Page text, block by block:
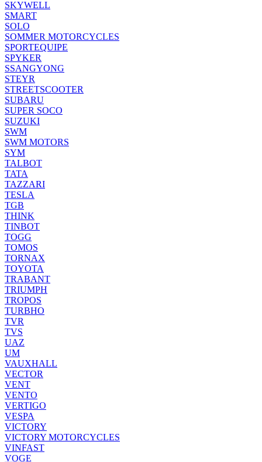
SKYWELL
SMART
SOLO
SOMMER MOTORCYCLES
SPORTEQUIPE
SPYKER
SSANGYONG
STEYR
STREETSCOOTER
SUBARU
SUPER SOCO
SUZUKI
SWM
SWM MOTORS
SYM
TALBOT
TATA
TAZZARI
TESLA
TGB
THINK
TINBOT
TOGG
TOMOS
TORNAX
TOYOTA
TRABANT
TRIUMPH
TROPOS
TURBHO
TVR
TVS
UAZ
UM
VAUXHALL
VECTOR
VENT
VENTO
VERTIGO
VESPA
VICTORY
VICTORY MOTORCYCLES
VINFAST
VOGE